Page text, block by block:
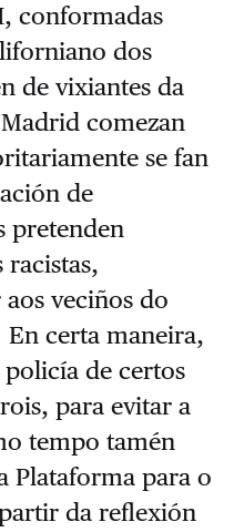
conformadas
dos
de vixiantes da
comezan
se fan
de
pretenden
racistas,
veciños do
En certa maneira,
de certos
para evitar a
tempo tamén
Plataforma para o
da reflexión